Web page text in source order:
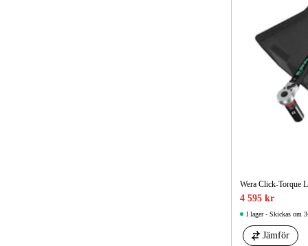
Wera Click-Torque
4 595 kr
I lager - Skickas om
Jämför